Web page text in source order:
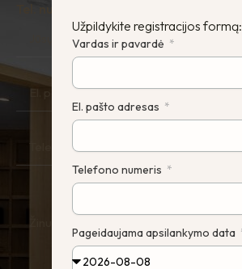
Tel. numeris:
El.
Užpildykite registracijos formą:
Vardas ir pavardė
El. pašto adresas
Telefono numeris
Pageidaujama apsilankymo data